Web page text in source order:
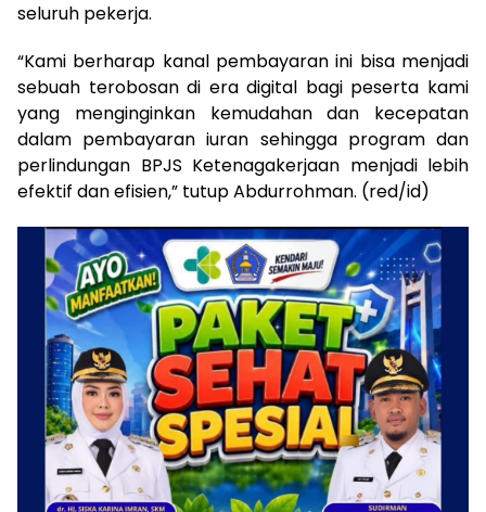
seluruh pekerja.
“Kami berharap kanal pembayaran ini bisa menjadi
sebuah terobosan di era digital bagi peserta kami
yang menginginkan kemudahan dan kecepatan
dalam pembayaran iuran sehingga program dan
perlindungan BPJS Ketenagakerjaan menjadi lebih
efektif dan efisien,” tutup Abdurrohman. (red/id)